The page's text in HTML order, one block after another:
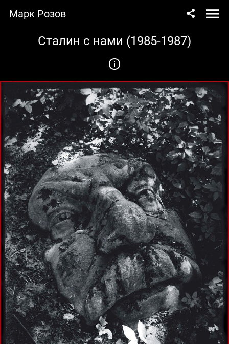
Марк Розов
Сталин с нами (1985-1987)